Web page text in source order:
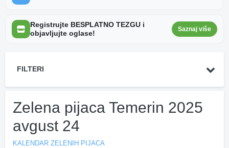
Registrujte BESPLATNO TEZGU i
objavljujte oglase!
Saznaj više
FILTERI
Zelena pijaca Temerin 2025
avgust 24
KALENDAR ZELENIH PIJACA